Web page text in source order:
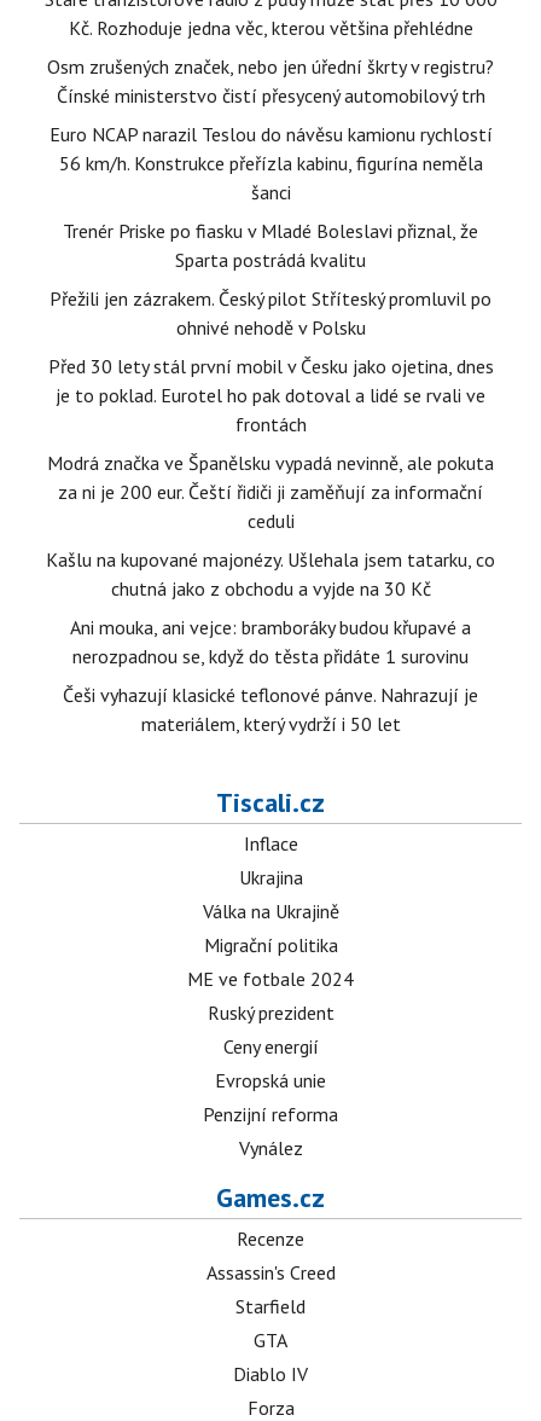
Kč. Rozhoduje jedna věc, kterou většina přehlédne
Osm zrušených značek, nebo jen úřední škrty v registru?
Čínské ministerstvo čistí přesycený automobilový trh
Euro NCAP narazil Teslou do návěsu kamionu rychlostí
56 km/h. Konstrukce přeřízla kabinu, figurína neměla
šanci
Trenér Priske po fiasku v Mladé Boleslavi přiznal, že
Sparta postrádá kvalitu
Přežili jen zázrakem. Český pilot Stříteský promluvil po
ohnivé nehodě v Polsku
Před 30 lety stál první mobil v Česku jako ojetina, dnes
je to poklad. Eurotel ho pak dotoval a lidé se rvali ve
frontách
Modrá značka ve Španělsku vypadá nevinně, ale pokuta
za ni je 200 eur. Čeští řidiči ji zaměňují za informační
ceduli
Kašlu na kupované majonézy. Ušlehala jsem tatarku, co
chutná jako z obchodu a vyjde na 30 Kč
Ani mouka, ani vejce: bramboráky budou křupavé a
nerozpadnou se, když do těsta přidáte 1 surovinu
Češi vyhazují klasické teflonové pánve. Nahrazují je
materiálem, který vydrží i 50 let
Tiscali.cz
Inflace
Ukrajina
Válka na Ukrajině
Migrační politika
ME ve fotbale 2024
Ruský prezident
Ceny energií
Evropská unie
Penzijní reforma
Vynález
Games.cz
Recenze
Assassin's Creed
Starfield
GTA
Diablo IV
Forza